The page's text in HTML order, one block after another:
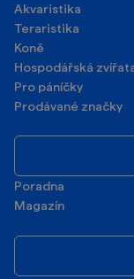
Akvaristika
Teraristika
Koně
Hospodářská
Pro páníčky
Prodávané značky
Poradna
Magazín